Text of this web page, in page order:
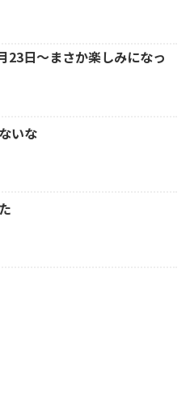
23日～まさか楽しみになっ
いな